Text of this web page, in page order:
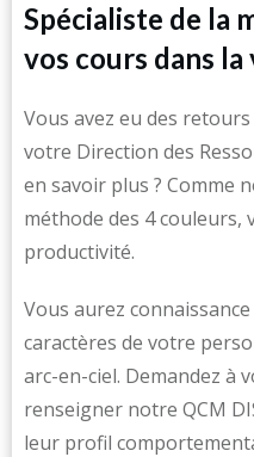
Spécialiste de la
vos cours dans la
Vous avez eu des
votre Direction des
en savoir plus ? Comme
méthode des 4 couleurs,
productivité.
Vous aurez
caractères de votre
arc-en-ciel. Demandez à
renseigner notre QCM
leur profil